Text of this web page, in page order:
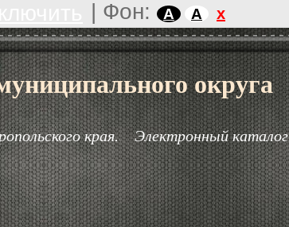
| Фон: A A x
округа
края. Электронный каталог